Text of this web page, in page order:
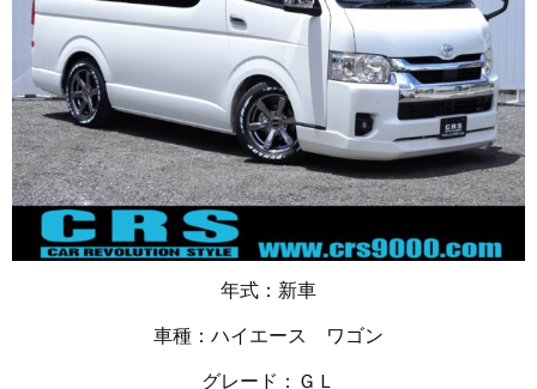
年式：新車
車種：ハイエース ワゴン
グレード：ＧＬ